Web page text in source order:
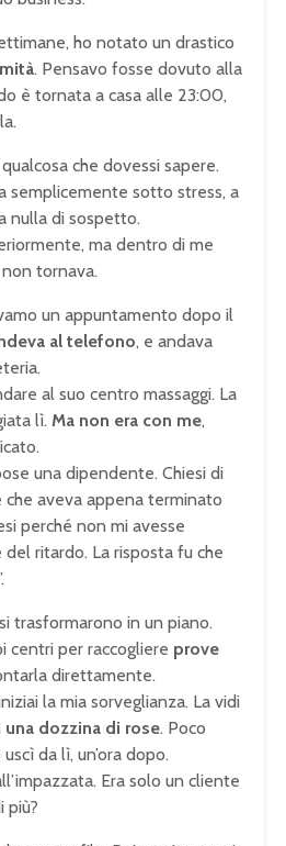
ho notato un drastico
. Pensavo fosse dovuto alla
è tornata a casa alle 23:00,
che dovessi sapere.
semplicemente sotto stress, a
nulla di sospetto.
ma dentro di me
tornava.
un appuntamento dopo il
al telefono, e andava
al suo centro massaggi. La
lì. Ma non era con me,
una dipendente. Chiesi di
che aveva appena terminato
perché non mi avesse
ritardo. La risposta fu che
trasformarono in un piano.
centri per raccogliere prove
direttamente.
la mia sorveglianza. La vidi
una dozzina di rose. Poco
da lì, un’ora dopo.
Era solo un cliente
più?